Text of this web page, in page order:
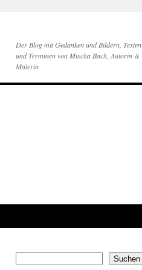
Der Blog mit Gedanken und Bildern, Texten
und Terminen von Mischa Bach, Autorin &
Malerin
Suchen